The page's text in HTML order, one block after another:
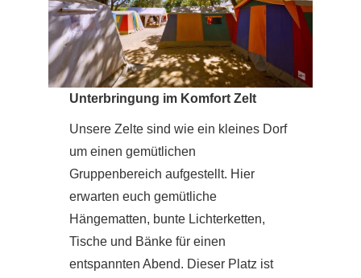
Unterbringung im Komfort Zelt
Unsere Zelte sind wie ein kleines Dorf
um einen gemütlichen
Gruppenbereich aufgestellt. Hier
erwarten euch gemütliche
Hängematten, bunte Lichterketten,
Tische und Bänke für einen
entspannten Abend. Dieser Platz ist